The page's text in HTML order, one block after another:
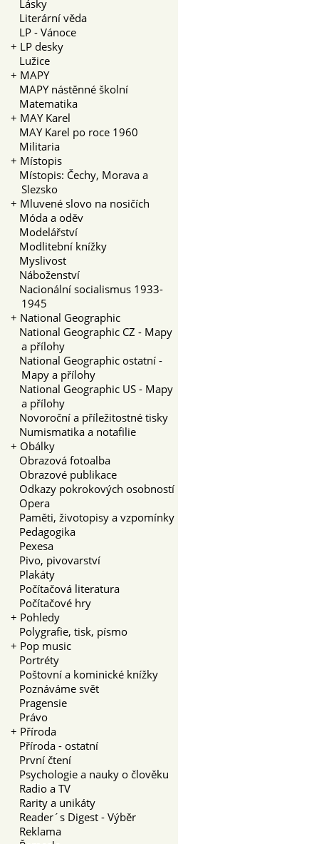
Lásky
Literární věda
LP - Vánoce
+ LP desky
Lužice
+ MAPY
MAPY nástěnné školní
Matematika
+ MAY Karel
MAY Karel po roce 1960
Militaria
+ Místopis
Místopis: Čechy, Morava a
Slezsko
+ Mluvené slovo na nosičích
Móda a oděv
Modelářství
Modlitební knížky
Myslivost
Náboženství
Nacionální socialismus 1933-
1945
+ National Geographic
National Geographic CZ - Mapy
a přílohy
National Geographic ostatní -
Mapy a přílohy
National Geographic US - Mapy
a přílohy
Novoroční a příležitostné tisky
Numismatika a notafilie
+ Obálky
Obrazová fotoalba
Obrazové publikace
Odkazy pokrokových osobností
Opera
Paměti, životopisy a vzpomínky
Pedagogika
Pexesa
Pivo, pivovarství
Plakáty
Počítačová literatura
Počítačové hry
+ Pohledy
Polygrafie, tisk, písmo
+ Pop music
Portréty
Poštovní a kominické knížky
Poznáváme svět
Pragensie
Právo
+ Příroda
Příroda - ostatní
První čtení
Psychologie a nauky o člověku
Radio a TV
Rarity a unikáty
Reader´s Digest - Výběr
Reklama